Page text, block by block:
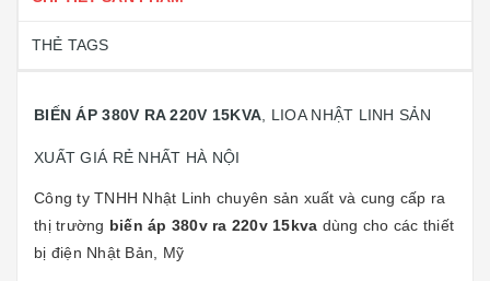
THẺ TAGS
BIẾN ÁP 380V RA 220V 15KVA , LIOA NHẬT LINH SẢN
XUẤT GIÁ RẺ NHẤT HÀ NỘI
Công ty TNHH Nhật Linh chuyên sản xuất và cung cấp ra
thị trường biến áp 380v ra 220v 15kva dùng cho các thiết
bị điện Nhật Bản, Mỹ